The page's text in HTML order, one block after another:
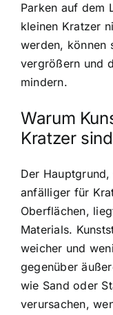
Parken auf dem
kleinen Kratzer
werden, können
vergrößern und
mindern.
Warum
Kratzer sind
Der
anfälliger für
Oberflächen,
Materials.
weicher und
gegenüber
wie Sand oder
verursachen,